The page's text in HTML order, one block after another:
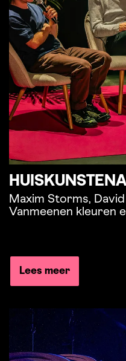
Maxim Storms,
Vanmeenen kleuren
Lees meer